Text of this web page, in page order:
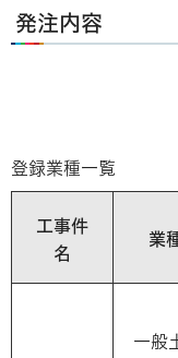
発注内容
登録業種一覧
工事件
名
業
一般